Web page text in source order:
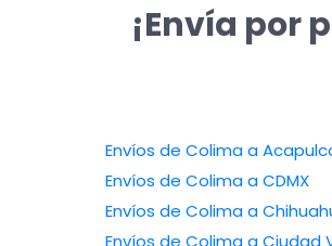
¡Envía por
Envíos de Colima a
Envíos de Colima a CDMX
Envíos de Colima a